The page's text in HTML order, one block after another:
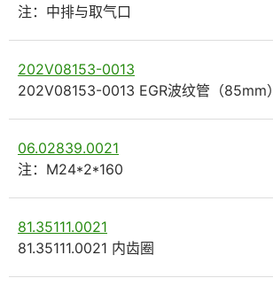
注：中排与取气口
202V08153-0013
202V08153-0013 EGR波纹管（85mm）
06.02839.0021
注：M24*2*160
81.35111.0021
81.35111.0021 内齿圈